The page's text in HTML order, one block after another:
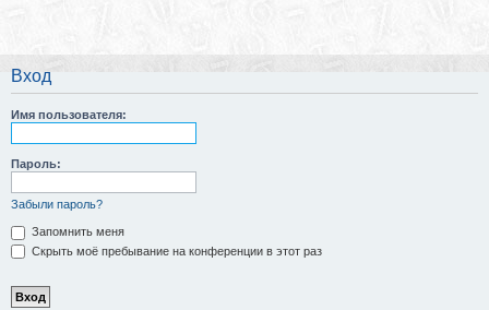
Вход
Имя пользователя:
Пароль:
Забыли пароль?
Запомнить меня
Скрыть моё пребывание на конференции в этот раз